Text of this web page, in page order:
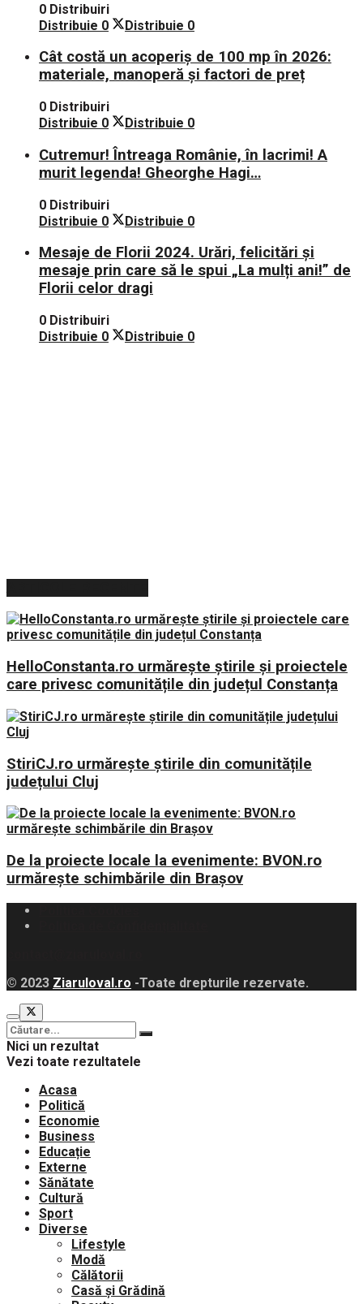
mașini!
0 Distribuiri
Distribuie 0 Distribuie 0
Cât costă un acoperiș de 100 mp în 2026:
materiale, manoperă și factori de preț
0 Distribuiri
Distribuie 0 Distribuie 0
Cutremur! Întreaga Românie, în lacrimi! A
murit legenda! Gheorghe Hagi…
0 Distribuiri
Distribuie 0 Distribuie 0
Mesaje de Florii 2024. Urări, felicitări și
mesaje prin care să le spui „La mulți ani!” de
Florii celor dragi
0 Distribuiri
Distribuie 0 Distribuie 0
HelloConstanta.ro urmărește știrile și proiectele
care privesc comunitățile din județul Constanța
StiriCJ.ro urmărește știrile din comunitățile
județului Cluj
De la proiecte locale la evenimente: BVON.ro
urmărește schimbările din Brașov
© 2023 Ziaruloval.ro -Toate drepturile rezervate.
Nici un rezultat
Vezi toate rezultatele
Acasa
Politică
Economie
Business
Educație
Externe
Sănătate
Cultură
Sport
Diverse
Lifestyle
Modă
Călătorii
Casă și Grădină